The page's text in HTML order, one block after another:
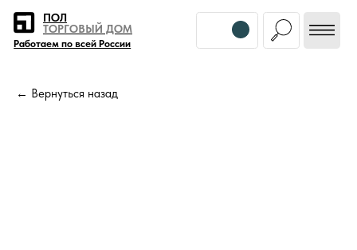
Работаем по всей России
ПОЛ
ТОРГОВЫЙ ДОМ
← Вернуться назад